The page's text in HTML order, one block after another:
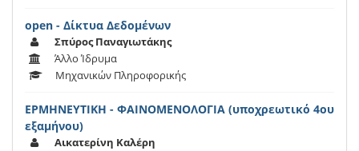
open - Δίκτυα Δεδομένων
Σπύρος Παναγιωτάκης
Άλλο Ίδρυμα
Μηχανικών Πληροφορικής
ΕΡΜΗΝΕΥΤΙΚΗ - ΦΑΙΝΟΜΕΝΟΛΟΓΙΑ (υποχρεωτικό 4ου
εξαμήνου)
Αικατερίνη Καλέρη